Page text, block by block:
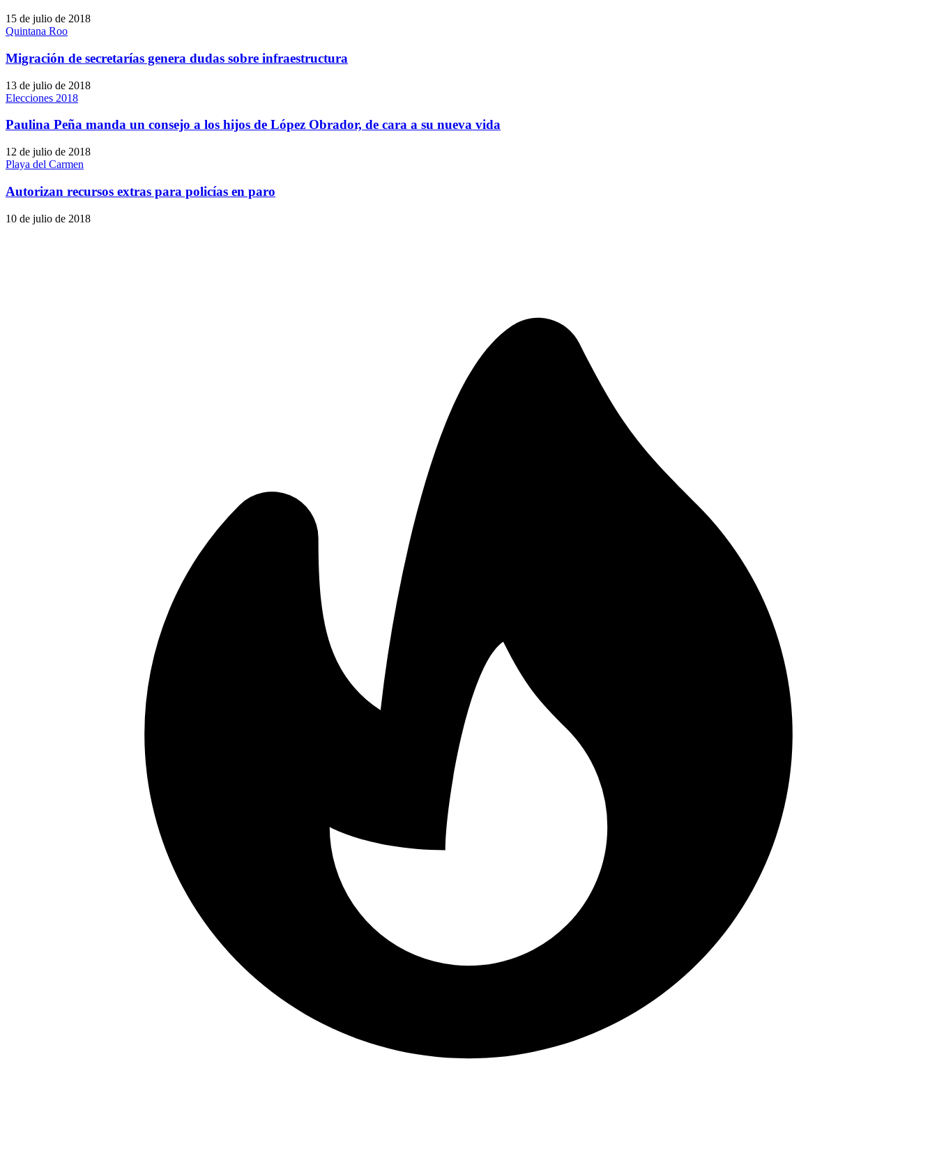
15 de julio de 2018
Quintana Roo
Migración de secretarías genera dudas sobre infraestructura
13 de julio de 2018
Elecciones 2018
Paulina Peña manda un consejo a los hijos de López Obrador, de cara a su nueva vida
12 de julio de 2018
Playa del Carmen
Autorizan recursos extras para policías en paro
10 de julio de 2018